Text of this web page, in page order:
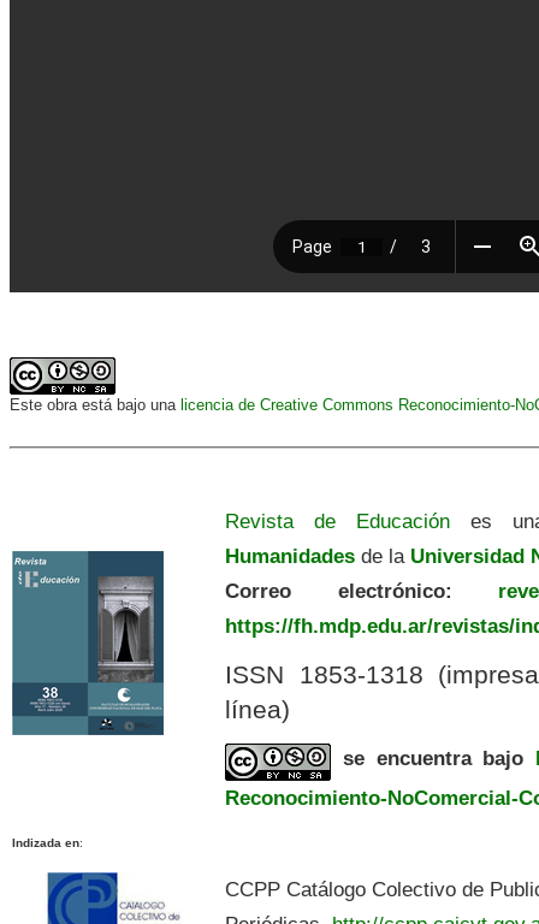
Este obra está bajo una licencia de Creative Commons Reconocimiento-
Revista de Educación es
Humanidades de la Universidad
Correo electrónico:
https://fh.mdp.edu.ar/revistas/
ISSN 1853-1318
línea)
se encuentra bajo
Reconocimiento-NoComercial-
Indizada en:
CCPP Catálogo Colectivo de